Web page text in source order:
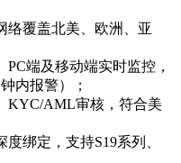
络覆盖北美、欧洲、亚
PC端及移动端实时监控，
内报警）；
KYC/AML审核，符合美
度绑定，支持S19系列、